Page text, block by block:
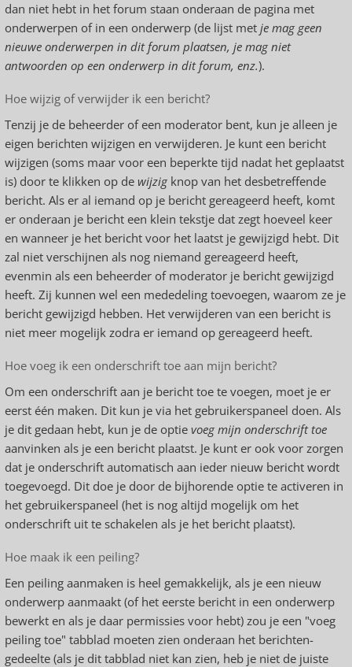
dan niet hebt in het forum staan onderaan de pagina met
onderwerpen of in een onderwerp (de lijst met je mag geen
nieuwe onderwerpen in dit forum plaatsen, je mag niet
antwoorden op een onderwerp in dit forum, enz.).
Hoe wijzig of verwijder ik een bericht?
Tenzij je de beheerder of een moderator bent, kun je alleen je
eigen berichten wijzigen en verwijderen. Je kunt een bericht
wijzigen (soms maar voor een beperkte tijd nadat het geplaatst
is) door te klikken op de wijzig knop van het desbetreffende
bericht. Als er al iemand op je bericht gereageerd heeft, komt
er onderaan je bericht een klein tekstje dat zegt hoeveel keer
en wanneer je het bericht voor het laatst je gewijzigd hebt. Dit
zal niet verschijnen als nog niemand gereageerd heeft,
evenmin als een beheerder of moderator je bericht gewijzigd
heeft. Zij kunnen wel een mededeling toevoegen, waarom ze je
bericht gewijzigd hebben. Het verwijderen van een bericht is
niet meer mogelijk zodra er iemand op gereageerd heeft.
Hoe voeg ik een onderschrift toe aan mijn bericht?
Om een onderschrift aan je bericht toe te voegen, moet je er
eerst één maken. Dit kun je via het gebruikerspaneel doen. Als
je dit gedaan hebt, kun je de optie voeg mijn onderschrift toe
aanvinken als je een bericht plaatst. Je kunt er ook voor zorgen
dat je onderschrift automatisch aan ieder nieuw bericht wordt
toegevoegd. Dit doe je door de bijhorende optie te activeren in
het gebruikerspaneel (het is nog altijd mogelijk om het
onderschrift uit te schakelen als je het bericht plaatst).
Hoe maak ik een peiling?
Een peiling aanmaken is heel gemakkelijk, als je een nieuw
onderwerp aanmaakt (of het eerste bericht in een onderwerp
bewerkt en als je daar permissies voor hebt) zou je een "voeg
peiling toe" tabblad moeten zien onderaan het berichten-
gedeelte (als je dit tabblad niet kan zien, heb je niet de juiste